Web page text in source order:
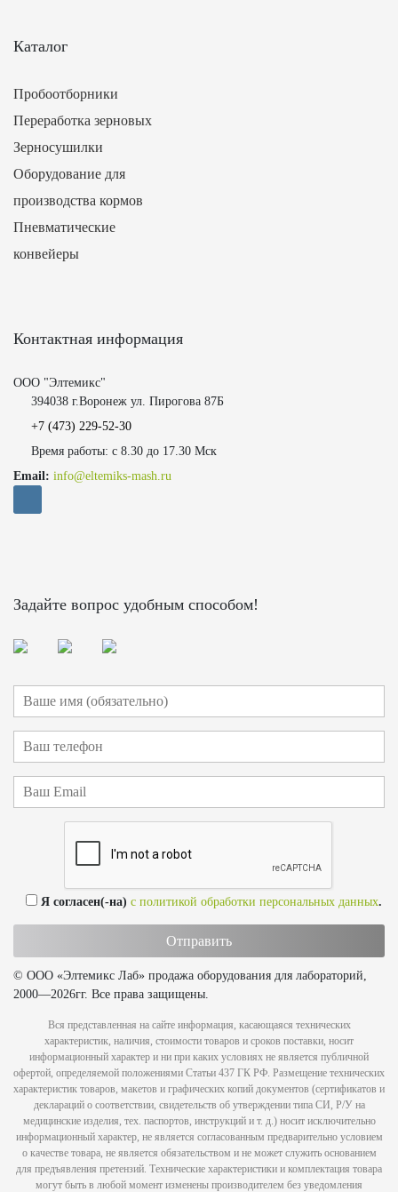
Каталог
Пробоотборники
Переработка зерновых
Зерносушилки
Оборудование для
производства кормов
Пневматические
конвейеры
Контактная информация
ООО "Элтемикс"
394038 г.Воронеж ул. Пирогова 87Б
+7 (473) 229-52-30
Время работы: с 8.30 до 17.30 Мск
Email: info@eltemiks-mash.ru
Задайте вопрос удобным способом!
Я согласен(-на) с политикой обработки персональных данных.
© ООО «Элтемикс Лаб» продажа оборудования для лабораторий,
2000—2026гг. Все права защищены.
Вся представленная на сайте информация, касающаяся технических
характеристик, наличия, стоимости товаров и сроков поставки, носит
информационный характер и ни при каких условиях не является публичной
офертой, определяемой положениями Статьи 437 ГК РФ. Размещение технических
характеристик товаров, макетов и графических копий документов (сертификатов и
деклараций о соответствии, свидетельств об утверждении типа СИ, Р/У на
медицинские изделия, тех. паспортов, инструкций и т. д.) носит исключительно
информационный характер, не является согласованным предварительно условием
о качестве товара, не является обязательством и не может служить основанием
для предъявления претензий. Технические характеристики и комплектация товара
могут быть в любой момент изменены производителем без уведомления